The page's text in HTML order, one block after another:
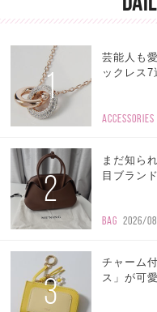
1
芸能人も
ックレス7
ACCESSORIES
2
まだ知ら
目ブラン
BAG 2026/
3
チャーム
ス」が可